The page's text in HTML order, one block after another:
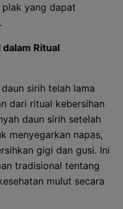
yang dapat
Ritual
sirih telah lama
dari ritual kebersihan
daun sirih setelah
menyegarkan napas,
gigi dan gusi. Ini
tradisional tentang
mulut secara